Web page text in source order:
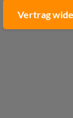
Vertrag